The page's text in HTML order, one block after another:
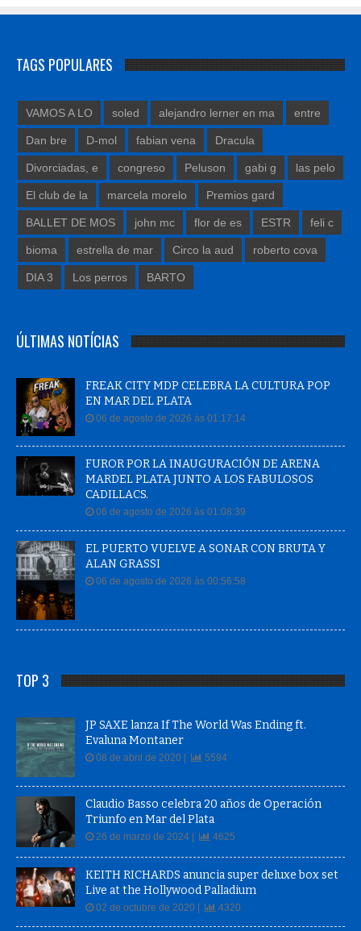
Dan bre D-mol fabian vena Dracula
Divorciadas, e congreso Peluson gabi g
El club de la marcela morelo Premios gard
BALLET DE MOS john mc flor de es ESTR
bioma estrella de mar Circo la aud roberto cova
DIA 3 Los perros BARTO
EN MAR DEL PLATA
06 de agosto de 2026 às 01:17:14
FUROR POR LA INAUGURACIÓN DE ARENA
MARDEL PLATA JUNTO A LOS FABULOSOS
CADILLACS.
06 de agosto de 2026 às 01:08:39
EL PUERTO VUELVE A SONAR CON BRUTA Y
ALAN GRASSI
06 de agosto de 2026 às 00:56:58
Evaluna Montaner
08 de abril de 2020 |
Claudio Basso celebra 20 años de Operación
Triunfo en Mar del Plata
26 de marzo de 2024 | 4625
KEITH RICHARDS anuncia super deluxe box set
Live at the Hollywood Palladium
02 de octubre de 2020 | 4320